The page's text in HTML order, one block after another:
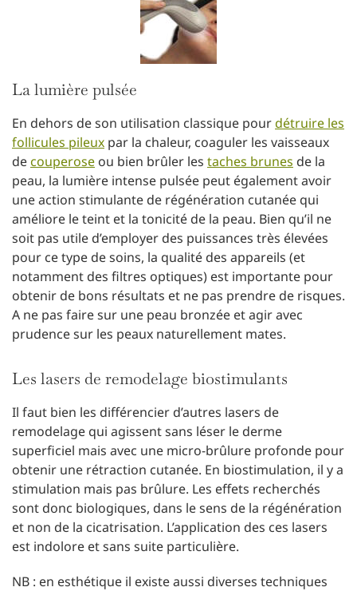
La lumière pulsée
En dehors de son utilisation classique pourdétruire les
follicules pileux par la chaleur, coaguler les vaisseaux
decouperose ou bien brûler les taches brunes de la
peau, la lumière intense pulsée peut également avoir
une action stimulante de régénération cutanée qui
améliore le teint et la tonicité de la peau. Bien qu’il ne
soit pas utile d’employer des puissances très élevées
pour ce type de soins, la qualité des appareils (et
notamment des filtres optiques) est importante pour
obtenir de bons résultats et ne pas prendre de risques.
A ne pas faire sur une peau bronzée et agir avec
prudence sur les peaux naturellement mates.
Les lasers de remodelage biostimulants
Il faut bien les différencier d’autres lasers de
remodelage qui agissent sans léser le derme
superficiel mais avec une micro-brûlure profonde pour
obtenir une rétraction cutanée. En biostimulation, il y a
stimulation mais pas brûlure. Les effets recherchés
sont donc biologiques, dans le sens de la régénération
et non de la cicatrisation. L’application des ces lasers
est indolore et sans suite particulière.
NB : en esthétique il existe aussi diverses techniques